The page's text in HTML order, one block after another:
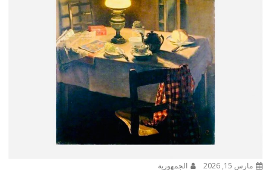
مارس 15, 2026 الجمهورية